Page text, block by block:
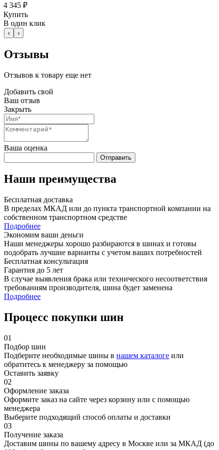
4 345 ₽
Купить
В один клик
‹ ›
Отзывы
Отзывов к товару еще нет
Добавить свой
Ваш отзыв
Закрыть
Ваша оценка
Отправить
Наши преимущества
Бесплатная доставка
В пределах МКАД или до пункта транспортной компании на
собственном транспортном средстве
Подробнее
Экономим ваши деньги
Наши менеджеры хорошо разбираются в шинах и готовы
подобрать лучшие варианты с учетом ваших потребностей
Бесплатная консультация
Гарантия до 5 лет
В случае выявления брака или технического несоответствия
требованиям производителя, шина будет заменена
Подробнее
Процесс покупки шин
01
Подбор шин
Подберите необходимые шины в нашем каталоге или
обратитесь к менеджеру за помощью
Оставить заявку
02
Оформление заказа
Оформите заказ на сайте через корзину или с помощью
менеджера
Выберите подходящий способ оплаты и доставки
03
Получение заказа
Доставим шины по вашему адресу в Москве или за МКАД (до